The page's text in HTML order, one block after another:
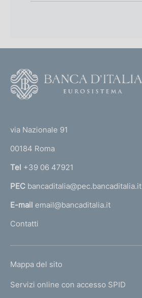
r
n
a
l
'
m
e
via Nazionale 91
00184 Roma
Tel +39 06 47921
PEC bancaditalia@pec.bancaditalia.it
E-mail email@bancaditalia.it
Contatti
L
N
Mappa del sito
Servizi online con accesso SPID